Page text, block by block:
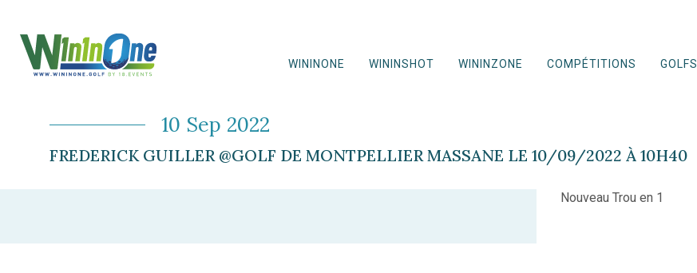
WININONE WININSHOT WININZONE COMPÉTITIONS GOLFS
10 Sep 2022
FREDERICK GUILLER @GOLF DE MONTPELLIER MASSANE LE 10/09/2022 À 10H40
Nouveau Trou en 1